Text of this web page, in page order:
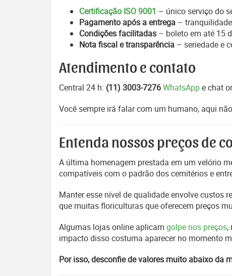
Certificação ISO 9001 – único serviço do
Pagamento após a entrega –
Condições facilitadas – boleto em até 15
Nota fiscal e transparência – seriedade e
Atendimento e contato
Central 24 h: (11) 3003-7276WhatsAppe chat
Você sempre irá falar com um humano, aqui
Entenda nossos preços de
A última homenagem prestada em um velório
compatíveis com o padrão dos cemitérios e
Manter esse nível de qualidade envolve custos
que muitas floriculturas que oferecem preços
Algumas lojas online aplicam golpe nos preços,
impacto disso costuma aparecer no momento
Por isso, desconfie de valores muito abaixo da